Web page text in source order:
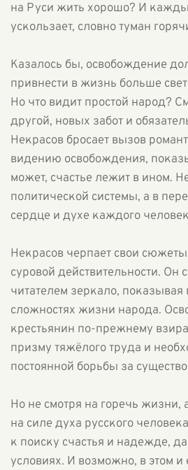
на Руси жить хорошо? И
ускользает, словно туман
Казалось бы, освобождение
привнести в жизнь больше
Но что видит простой народ?
другой, новых забот и
Некрасов бросает вызов
видению освобождения,
может, счастье лежит в ином.
политической системы, а в
сердце и духе каждого
Некрасов черпает свои
суровой действительности. Он
читателем зеркало, показывая
сложностях жизни народа.
крестьянин по-прежнему
призму тяжёлого труда и
постоянной борьбы за
Но не смотря на горечь жизни,
на силе духа русского
к поиску счастья и надежде,
условиях. И возможно, в этом и